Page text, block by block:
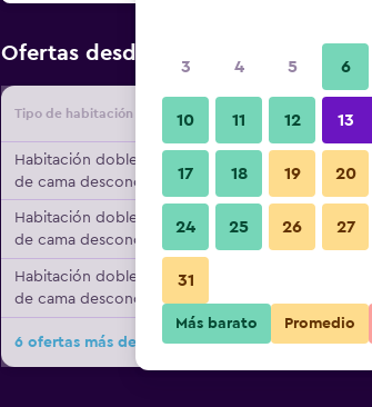
Ofertas desde Oferta más barata
Tipo de habitación Proveedor Total
Habitación doble, tipo
de cama desconocido
$80
Habitación doble, tipo
de cama desconocido
$80
Habitación doble, tipo
de cama desconocido
6 ofertas más de Villa Vicuna Hotel Boutique
3 4 5 6
10 11 12 13
17 18 19 20
24 25 26 27
31
Más barato Promedio